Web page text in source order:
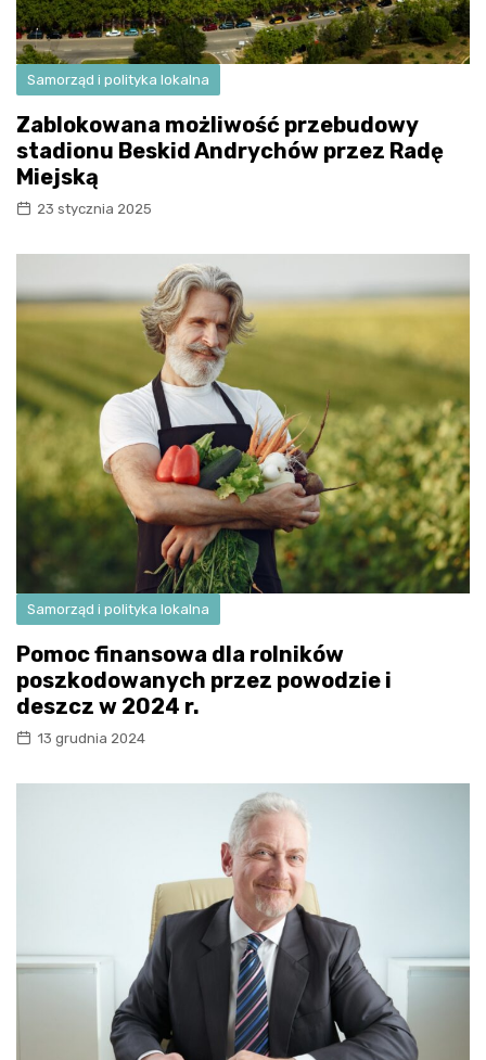
Samorząd i polityka lokalna
Zablokowana możliwość przebudowy
stadionu Beskid Andrychów przez Radę
Miejską
23 stycznia 2025
Samorząd i polityka lokalna
Pomoc finansowa dla rolników
poszkodowanych przez powodzie i
deszcz w 2024 r.
13 grudnia 2024